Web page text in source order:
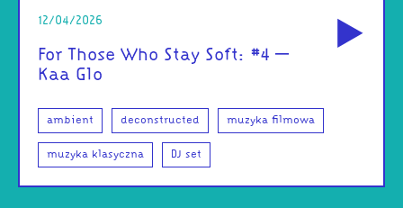
12/04/2026
For Those Who Stay Soft: #4 –
Kaa Glo
ambient deconstructed muzyka filmowa
muzyka klasyczna DJ set